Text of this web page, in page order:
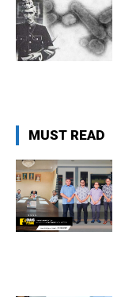
MUST READ